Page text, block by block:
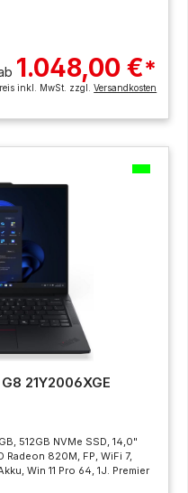
1.048,00 €*
inkl. MwSt. zzgl.Versandkosten
21Y2006XGE
512GB NVMe SSD, 14,0"
Radeon 820M, FP, WiFi 7,
Win 11 Pro 64, 1J. Premier